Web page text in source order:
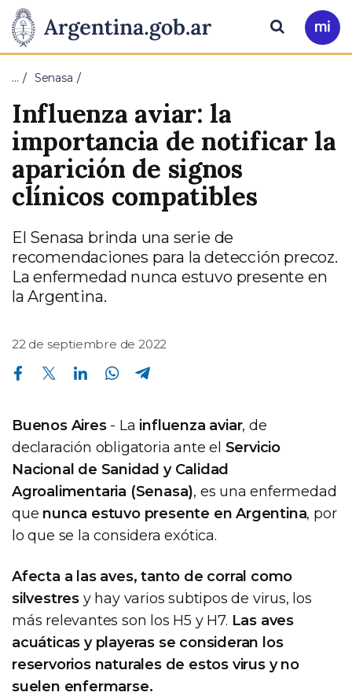
Presidencia
de
la
Nación
Pasar al contenido principal
Ir
a
Buscar
… Senasa
Influenza aviar: la
importancia de notificar la
aparición de signos
clínicos compatibles
El Senasa brinda una serie de
recomendaciones para la detección precoz.
La enfermedad nunca estuvo presente en
la Argentina.
22 de septiembre de 2022
Compartir en Facebook Compartir en Twitter Compartir en Linkedin Compartir en Whatsapp
Buenos Aires- La influenza aviar, de
declaración obligatoria ante el Servicio
Nacional de Sanidad y Calidad
Agroalimentaria (Senasa), es una enfermedad
que nunca estuvo presente en Argentina, por
lo que se la considera exótica.
Afecta a las aves, tanto de corral como
silvestres y hay varios subtipos de virus, los
más relevantes son los H5 y H7. Las aves
acuáticas y playeras se consideran los
reservorios naturales de estos virus y no
suelen enfermarse.